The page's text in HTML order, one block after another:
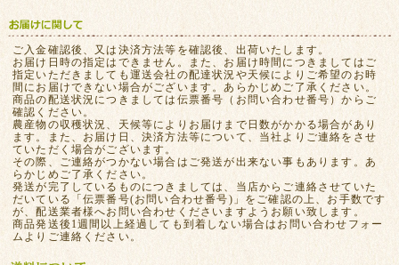
ご入金確認後、又は決済方法等を確認後、出荷いたします。
お届け日時の指定はできません。また、お届け時間につきましてはご
指定いただきましても運送会社の配達状況や天候によりご希望のお時
間にお届けできない場合がございます。あらかじめご了承ください。
商品の配送状況につきましては伝票番号（お問い合わせ番号）からご
確認ください。
農産物の収穫状況、天候等によりお届けまで日数がかかる場合があり
ます。また、お届け日、決済方法等について、当社よりご連絡をさせ
ていただく場合がございます。
その際、ご連絡がつかない場合はご発送が出来ない事もあります。あ
らかじめご了承ください。
発送が完了しているものにつきましては、当店からご連絡させていた
だいている「伝票番号(お問い合わせ番号)」をご確認の上、お手数です
が、配送業者様へお問い合わせくださいますようお願い致します。
商品発送後1週間以上経過しても到着しない場合はお問い合わせフォー
ムよりご連絡ください。